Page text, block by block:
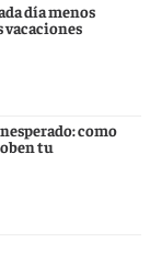
día menos
vacaciones
como
tu